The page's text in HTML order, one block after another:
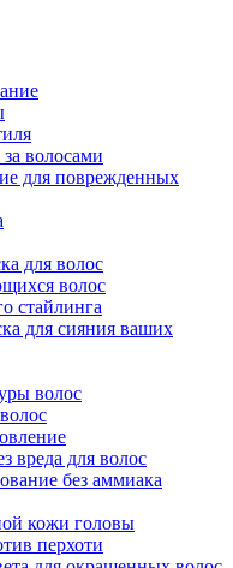
волосами
для поврежденных
для волос
волос
стайлинга
для сияния ваших
волос
вреда для волос
без аммиака
кожи головы
перхоти